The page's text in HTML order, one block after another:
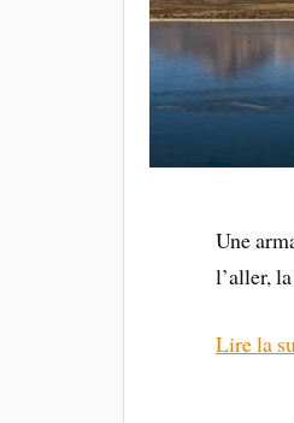
Une
l’aller,
Lire la